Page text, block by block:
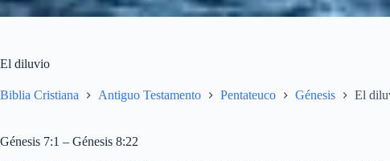
El diluvio
Biblia Cristiana Antiguo Testamento Pentateuco Génesis El
Génesis 7:1 – Génesis 8:22